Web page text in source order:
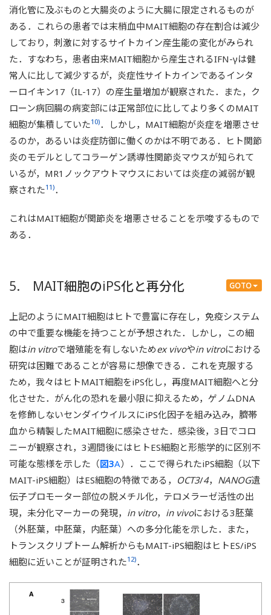
消化管に及ぶものと大腸炎のように大腸に限定されるものが
ある．これらの患者では末梢血中MAIT細胞の存在割合は減少
しており，刺激に対するサイトカイン産生能の変化がみられ
た．すなわち，患者由来MAIT細胞から産生されるIFN-γは健
常人に比して減少するが，炎症性サイトカインであるインタ
ーロイキン17（IL-17）の産生量増加が観察された．また，ク
ローン病回腸の病変部には正常部位に比してより多くのMAIT
細胞が集積していた10)．しかし，MAIT細胞が炎症を増悪させ
るのか，あるいは炎症防御に働くのかは不明である．ヒト関節
炎のモデルとしてコラーゲン誘導性関節炎マウスが知られて
いるが，MR1ノックアウトマウスにおいては炎症の減弱が観
察された11)．
これはMAIT細胞が関節炎を増悪させることを示唆するもので
ある．
GOTO
5. MAIT細胞のiPS化と再分化
上記のようにMAIT細胞はヒトで豊富に存在し，免疫システム
の中で重要な機能を持つことが予想された．しかし，この細
胞はin vitroで増殖能を有しないためex vivoやin vitroにおける
研究は困難であることが容易に想像できる．これを克服する
ため，我々はヒトMAIT細胞をiPS化し，再度MAIT細胞へと分
化させた．がん化の恐れを最小限に抑えるため，ゲノムDNA
を修飾しないセンダイウイルスにiPS化因子を組み込み，臍帯
血から精製したMAIT細胞に感染させた．感染後，3日でコロ
ニーが観察され，3週間後にはヒトES細胞と形態学的に区別不
可能な態様を示した（図3A）．ここで得られたiPS細胞（以下
MAIT-iPS細胞）はES細胞の特徴である， OCT3/4， NANOG遺
伝子プロモーター部位の脱メチル化，テロメラーゼ活性の出
現，未分化マーカーの発現， in vitro， in vivoにおける3胚葉
（外胚葉，中胚葉，内胚葉）への多分化能を示した．また，
トランスクリプトーム解析からもMAIT-iPS細胞はヒトES/iPS
細胞に近いことが証明された12)．